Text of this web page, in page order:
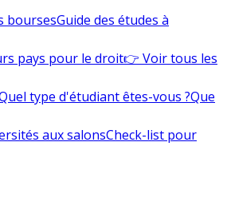
boursesGuide des études à
pays pour le droit👉 Voir tous les
type d'étudiant êtes-vous ?Que
aux salonsCheck-list pour